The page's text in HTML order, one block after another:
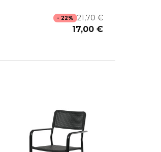
- 22% 21,70 €
17,00 €